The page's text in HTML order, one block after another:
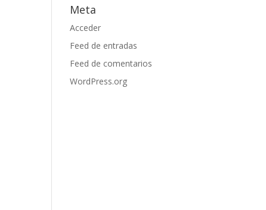
Meta
Acceder
Feed de entradas
Feed de comentarios
WordPress.org